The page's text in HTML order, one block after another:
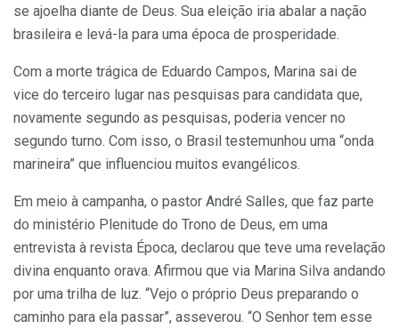
se ajoelha diante de Deus. Sua eleição iria abalar a nação
brasileira e levá-la para uma época de prosperidade.
Com a morte trágica de Eduardo Campos, Marina sai de
vice do terceiro lugar nas pesquisas para candidata que,
novamente segundo as pesquisas, poderia vencer no
segundo turno. Com isso, o Brasil testemunhou uma “onda
marineira” que influenciou muitos evangélicos.
Em meio à campanha, o pastor André Salles, que faz parte
do ministério Plenitude do Trono de Deus, em uma
entrevista à revista Época, declarou que teve uma revelação
divina enquanto orava. Afirmou que via Marina Silva andando
por uma trilha de luz. “Vejo o próprio Deus preparando o
caminho para ela passar”, asseverou. “O Senhor tem esse